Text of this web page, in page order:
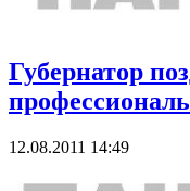
Губернатор
12.08.2011 14:49